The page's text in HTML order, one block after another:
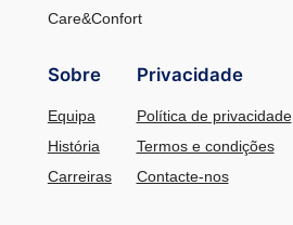
Care&Confort
Sobre
Equipa
História
Carreiras
Privacidade
Política de privacidade
Termos e condições
Contacte-nos